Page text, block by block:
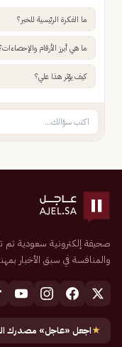
ما الفكرة الرئيسية للخبر؟
ما هي أبرز الأرقام
كيف يؤثر هذا علي؟
والمنافسة في سبق الأخبار
★اجعل «عاجل» مصدرك